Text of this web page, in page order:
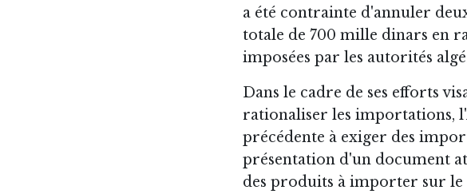
a été contrainte d'annuler
totale de 700 mille dinars en
imposées par les autorités
Dans le cadre de ses efforts
rationaliser les importations,
précédente à exiger des
présentation d'un document
des produits à importer sur le